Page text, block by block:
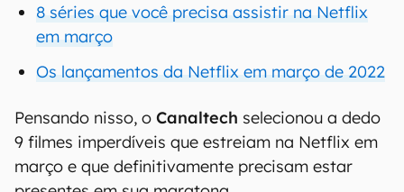
8 séries que você precisa assistir na Netflix
em março
Os lançamentos da Netflix em março de 2022
Pensando nisso, o Canaltech selecionou a dedo
9 filmes imperdíveis que estreiam na Netflix em
março e que definitivamente precisam estar